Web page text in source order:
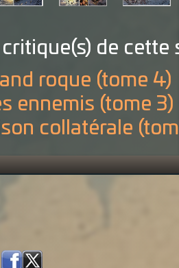
de cette
roque (tome 4)
ennemis (tome 3)
collatérale